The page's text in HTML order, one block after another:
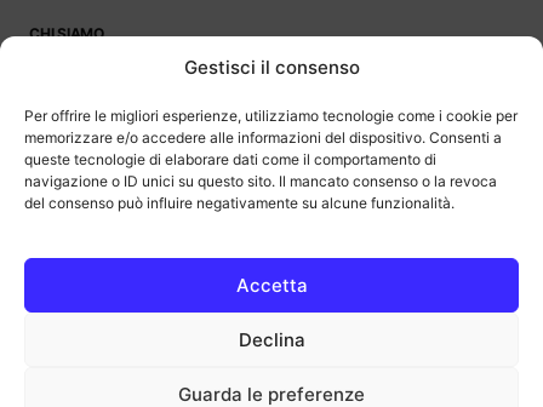
Gestisci il consenso
Per offrire le migliori esperienze, utilizziamo tecnologie come i cookie per
memorizzare e/o accedere alle informazioni del dispositivo. Consenti a
queste tecnologie di elaborare dati come il comportamento di
navigazione o ID unici su questo sito. Il mancato consenso o la revoca
del consenso può influire negativamente su alcune funzionalità.
Accetta
Declina
Guarda le preferenze
CHI SIAMO
OutOfBit
programma di affiliazione che consente ai siti di percepire una
commissione pubblicitaria pubblicizzando e fornendo link al sito
Amazon.it. Amazon e il logo Amazon sono marchi registrati di
Amazon.com, Inc. o delle sue affiliate.
COPYRIGHT © 2013-2025 OUTOFBIT P.IVA 04140830243, TUTTI I
outofbit.it@gmail.com | outofbit@pec.it
Note legali